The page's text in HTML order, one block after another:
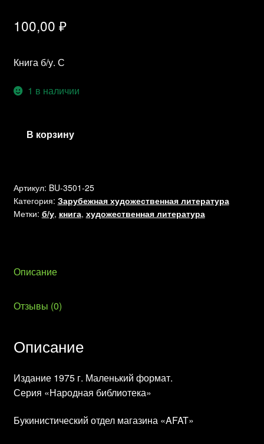
100,00 ₽
Книга б/у. С
1 в наличии
Количество
товара
Голсуорси
Д.
В корзину
Артикул: BU-3501-25
Категория: Зарубежная художественная литература
Метки: б/у, книга, художественная литература
Описание
Отзывы (0)
Описание
Издание 1975 г. Маленький формат.
Серия «Народная библиотека»
Букинистический отдел магазина «AFAT»